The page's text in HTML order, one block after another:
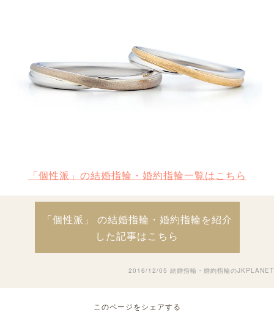
「個性派」の結婚指輪・婚約指輪一覧はこちら
「個性派」 の結婚指輪・婚約指輪を紹介
した記事はこちら
2016/12/05 結婚指輪・婚約指輪のJKPLANET
このページをシェアする